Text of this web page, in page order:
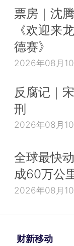
票房｜沈
《欢迎来
德赛》
2026年08月10
反腐记｜
刑
2026年08月10
全球最快
成60万公
2026年08月10
财新移动